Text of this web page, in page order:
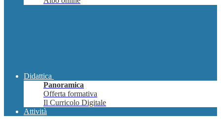
Didattica
Panoramica
Offerta formativa
Il Curricolo Digitale
Attività